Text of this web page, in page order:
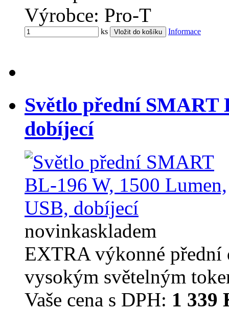
Výrobce: Pro-T
ks Informace
Světlo přední SMART
dobíjecí
novinkaskladem
EXTRA výkonné přední
vysokým světelným
Vaše cena s DPH: 1 339